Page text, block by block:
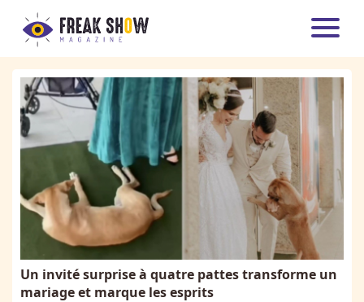
DIVERTISSEMENT
ENTREPRISE
INTERNATIONAL
HIGH-TECH
TRANSPORT
MAISON
ACTUALITÉS
Un invité surprise à quatre pattes transforme un
mariage et marque les esprits